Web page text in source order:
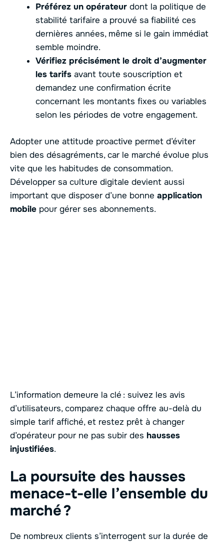
Préférez un opérateur dont la politique de
stabilité tarifaire a prouvé sa fiabilité ces
dernières années, même si le gain immédiat
semble moindre.
Vérifiez précisément le droit d’augmenter
les tarifs avant toute souscription et
demandez une confirmation écrite
concernant les montants fixes ou variables
selon les périodes de votre engagement.
Adopter une attitude proactive permet d’éviter
bien des désagréments, car le marché évolue plus
vite que les habitudes de consommation.
Développer sa culture digitale devient aussi
important que disposer d’une bonne application
mobile pour gérer ses abonnements.
L’information demeure la clé : suivez les avis
d’utilisateurs, comparez chaque offre au-delà du
simple tarif affiché, et restez prêt à changer
d’opérateur pour ne pas subir des hausses
injustifiées.
La poursuite des hausses
menace-t-elle l’ensemble du
marché ?
De nombreux clients s’interrogent sur la durée de